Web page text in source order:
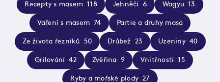
Recepty s masem 118 Jehněčí 6 Wagyu 13
Vaření s masem 74 Partie a druhy masa
Ze života řezníků 50 Drůbež 23 Uzeniny 40
Grilování 42 Zvěřina 9 Vnitřnosti 15
Ryby a mořské plody 27